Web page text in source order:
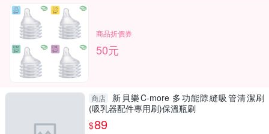
商品折價券
50元
商店
新貝樂C-more 多功能隙縫吸管清潔刷
(吸乳器配件專用刷)保溫瓶刷
$89